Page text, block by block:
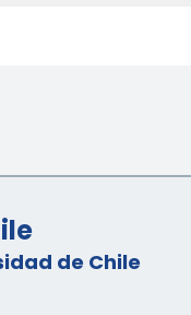
de Chile